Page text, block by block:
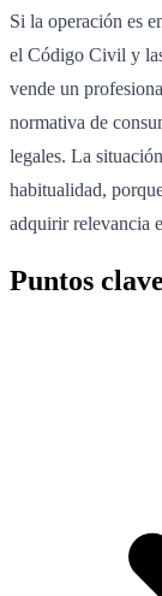
Si la operación es
el Código Civil y
vende un
normativa de
legales. La
habitualidad,
adquirir relevancia
Puntos clave